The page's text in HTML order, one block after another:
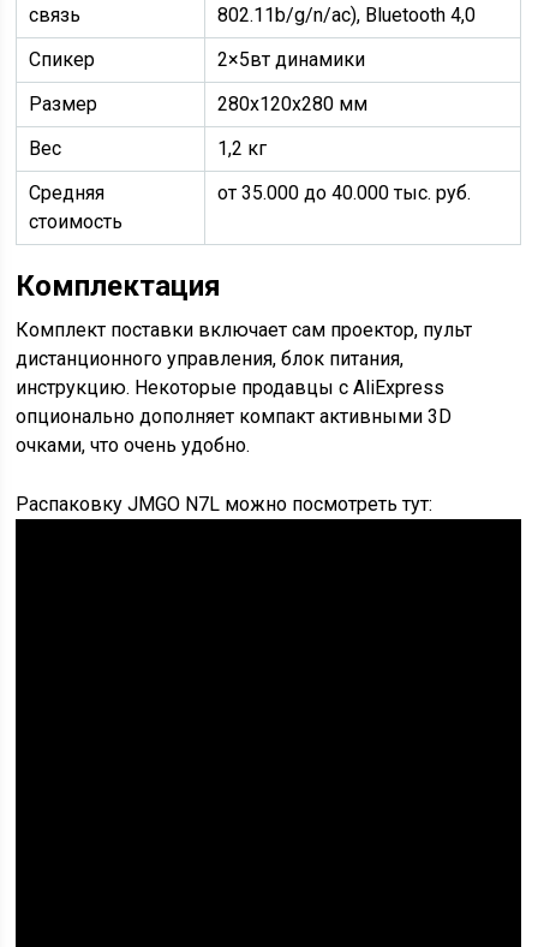
связь
802.11b/g/n/ac), Bluetooth 4,0
Спикер
2×5вт динамики
Размер
280х120х280 мм
Вес
1,2 кг
Средняя
стоимость
от 35.000 до 40.000 тыс. руб.
Комплектация
Комплект поставки включает сам проектор, пульт
дистанционного управления, блок питания,
инструкцию. Некоторые продавцы с AliExpress
опционально дополняет компакт активными 3D
очками, что очень удобно.
Распаковку JMGO N7L можно посмотреть тут: